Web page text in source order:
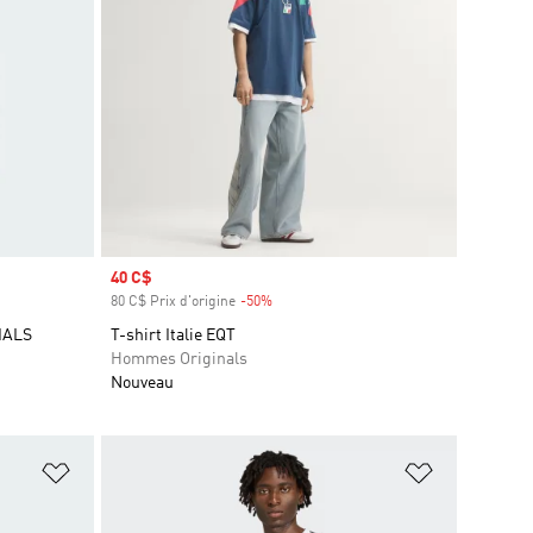
Prix soldé
40 C$
80 C$ Prix d'origine -50%Rabais
T-shirt Italie EQT
Hommes Originals
Nouveau
Ajouter à la Liste de produits favoris